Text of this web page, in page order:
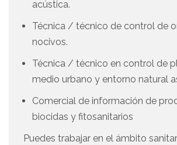
acústica.
Técnica / técnico de control de
nocivos.
Técnica / técnico en control de
medio urbano y entorno natural
Comercial de información de
biocidas y fitosanitarios
Puedes trabajar en el ámbito